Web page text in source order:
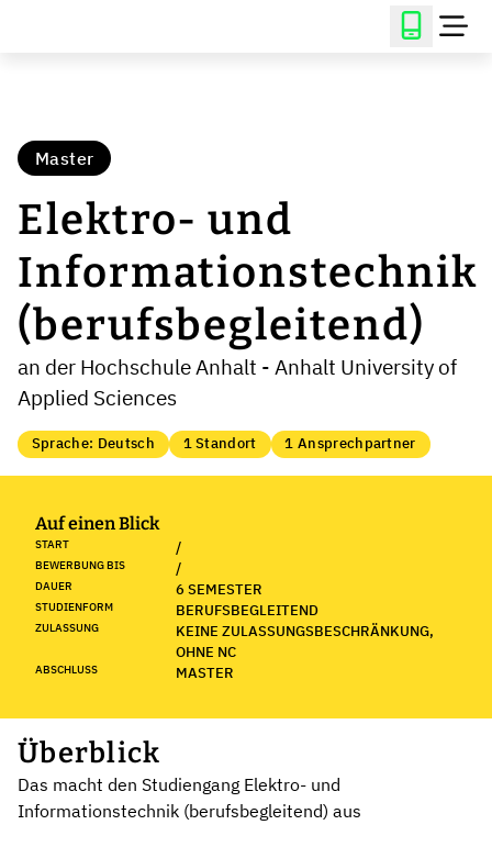
Master
Elektro- und
Informationstechnik
(berufsbegleitend)
an der Hochschule Anhalt - Anhalt University of
Applied Sciences
Sprache: Deutsch 1 Standort 1 Ansprechpartner
Auf einen Blick
START /
BEWERBUNG BIS /
DAUER 6 SEMESTER
STUDIENFORM BERUFSBEGLEITEND
ZULASSUNG
KEINE ZULASSUNGSBESCHRÄNKUNG,
OHNE NC
ABSCHLUSS MASTER
Überblick
Das macht den Studiengang Elektro- und
Informationstechnik (berufsbegleitend) aus